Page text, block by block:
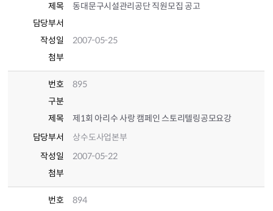
제목
동대문구시설관리공단 직원모집 공고
담당부서
작성일
2007-05-25
첨부
번호
895
구분
제목
제1회 아리수 사랑 캠페인 스토리텔링공모요강
담당부서
상수도사업본부
작성일
2007-05-22
첨부
번호
894